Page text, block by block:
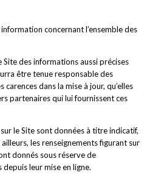
concernant l’ensemble des
Site des informations aussi précises
être tenue responsable des
dans la mise à jour, qu’elles
partenaires qui lui fournissent ces
le Site sont données à titre indicatif,
les renseignements figurant sur
donnés sous réserve de
leur mise en ligne.